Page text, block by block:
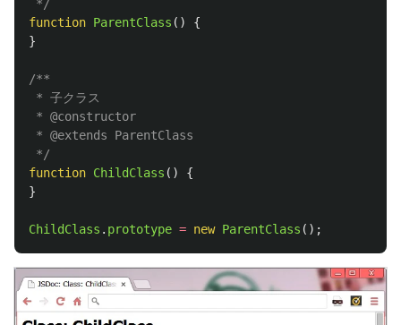
*/
function ParentClass ()
{
}
/**
* 子クラス
* @constructor
* @extends ParentClass
*/
function ChildClass ()
{
}
ChildClass . prototype = new ParentClass ();